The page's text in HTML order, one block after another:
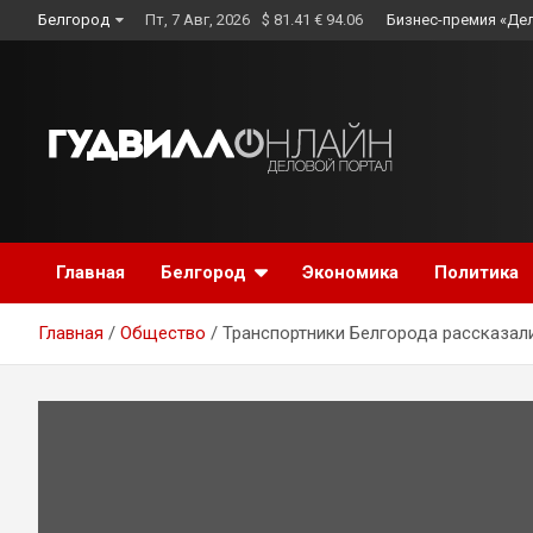
to
Белгород Пт, 7 Авг, 2026 $ 81.41 € 94.06 Бизнес-премия
Главная Белгород Экономика Политика
Главная Общество Транспортники Белгорода